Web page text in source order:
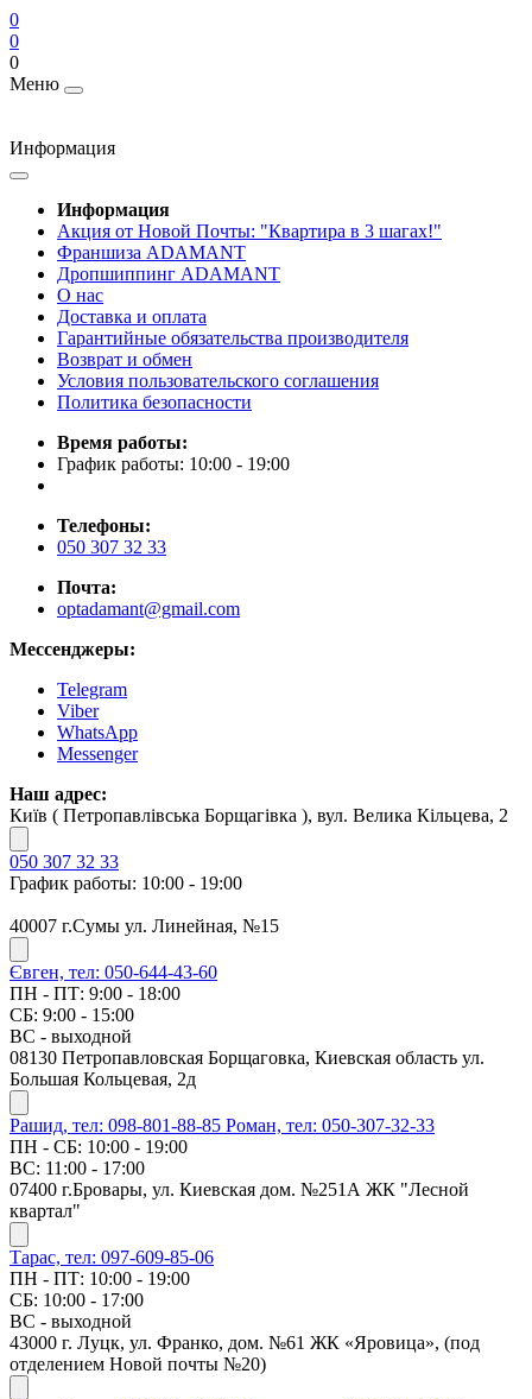
0
0
0
Меню
Информация
Информация
Акция от Новой Почты: "Квартира в 3 шагах!"
Франшиза ADAMANT
Дропшиппинг ADAMANT
О нас
Доставка и оплата
Гарантийные обязательства производителя
Возврат и обмен
Условия пользовательского соглашения
Политика безопасности
Время работы:
График работы: 10:00 - 19:00
Телефоны:
050 307 32 33
Почта:
optadamant@gmail.com
Мессенджеры:
Telegram
Viber
WhatsApp
Messenger
Наш адрес:
Київ ( Петропавлівська Борщагівка ), вул. Велика Кільцева, 2
050 307 32 33
График работы: 10:00 - 19:00
40007 г.Сумы ул. Линейная, №15
Євген, тел: 050-644-43-60
ПН - ПТ: 9:00 - 18:00
СБ: 9:00 - 15:00
ВС - выходной
08130 Петропавловская Борщаговка, Киевская область ул.
Большая Кольцевая, 2д
Рашид, тел: 098-801-88-85 Роман, тел: 050-307-32-33
ПН - СБ: 10:00 - 19:00
ВС: 11:00 - 17:00
07400 г.Бровары, ул. Киевская дом. №251А ЖК "Лесной
квартал"
Тарас, тел: 097-609-85-06
ПН - ПТ: 10:00 - 19:00
СБ: 10:00 - 17:00
ВС - выходной
43000 г. Луцк, ул. Франко, дом. №61 ЖК «Яровица», (под
отделением Новой почты №20)